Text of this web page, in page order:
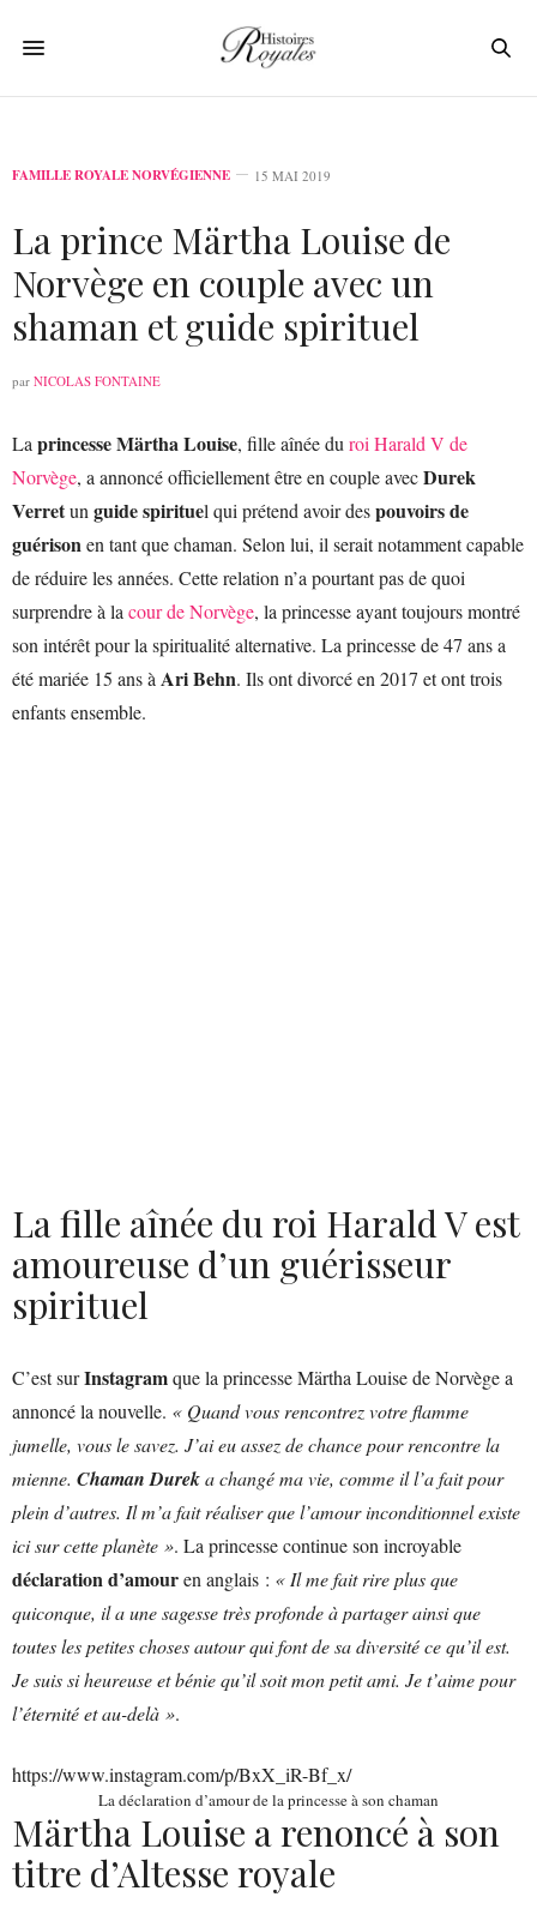
FAMILLE ROYALE NORVÉGIENNE 15 MAI 2019
La prince Märtha Louise de
Norvège en couple avec un
shaman et guide spirituel
par NICOLAS FONTAINE
La princesse Märtha Louise, fille aînée du roi Harald V de
Norvège, a annoncé officiellement être en couple avecDurek
Verretun guide spirituel qui prétend avoir despouvoirs de
guérisonen tant que chaman. Selon lui, il serait notamment capable
de réduire les années. Cette relation n’a pourtant pas de quoi
surprendre à la cour de Norvège, la princesse ayant toujours montré
son intérêt pour la spiritualité alternative. La princesse de 47 ans a
été mariée 15 ans à Ari Behn. Ils ont divorcé en 2017 et ont trois
enfants ensemble.
La fille aînée du roi Harald V est
amoureuse d’un guérisseur
spirituel
C’est surInstagramque la princesse Märtha Louise de Norvège a
annoncé la nouvelle. « Quand vous rencontrez votre flamme
jumelle, vous le savez. J’ai eu assez de chance pour rencontre la
mienne. Chaman Dureka changé ma vie, comme il l’a fait pour
plein d’autres. Il m’a fait réaliser que l’amour inconditionnel existe
ici sur cette planète ». La princesse continue son incroyable
déclaration d’amouren anglais : « Il me fait rire plus que
quiconque, il a une sagesse très profonde à partager ainsi que
toutes les petites choses autour qui font de sa diversité ce qu’il est.
Je suis si heureuse et bénie qu’il soit mon petit ami. Je t’aime pour
l’éternité et au-delà ».
https://www.instagram.com/p/BxX_iR-Bf_x/
La déclaration d’amour de la princesse à son chaman
Märtha Louise a renoncé à son
titre d’Altesse royale